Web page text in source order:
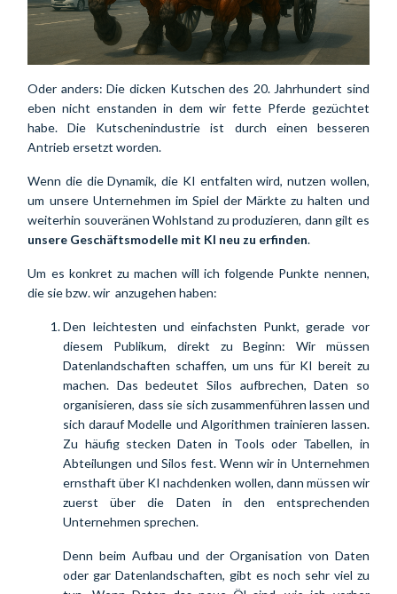
Oder anders: Die dicken Kutschen des 20. Jahrhundert sind
eben nicht enstanden in dem wir fette Pferde gezüchtet
habe. Die Kutschenindustrie ist durch einen besseren
Antrieb ersetzt worden.
Wenn die die Dynamik, die KI entfalten wird, nutzen wollen,
um unsere Unternehmen im Spiel der Märkte zu halten und
unsere Geschäftsmodelle mit KI neu zu erfinden.
Um es konkret zu machen will ich folgende Punkte nennen,
die sie bzw. wir  anzugehen haben:
Den leichtesten und einfachsten Punkt, gerade vor
diesem Publikum, direkt zu Beginn: Wir müssen
Datenlandschaften schaffen, um uns für KI bereit zu
machen. Das bedeutet Silos aufbrechen, Daten so
organisieren, dass sie sich zusammenführen lassen und
sich darauf Modelle und Algorithmen trainieren lassen.
Zu häufig stecken Daten in Tools oder Tabellen, in
Abteilungen und Silos fest. Wenn wir in Unternehmen
ernsthaft über KI nachdenken wollen, dann müssen wir
zuerst über die Daten in den entsprechenden
Unternehmen sprechen.
Denn beim Aufbau und der Organisation von Daten
oder gar Datenlandschaften, gibt es noch sehr viel zu